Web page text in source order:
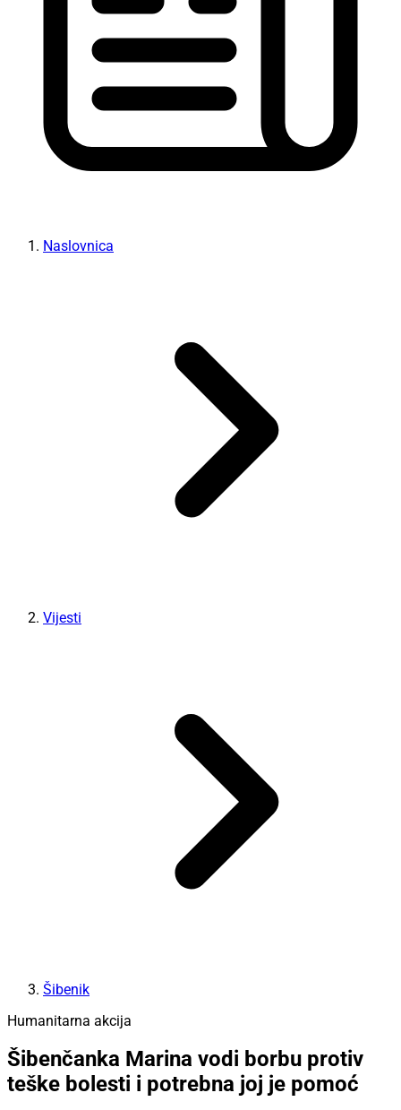
Naslovnica
Vijesti
Šibenik
Humanitarna akcija
Šibenčanka Marina vodi borbu protiv
teške bolesti i potrebna joj je pomoć